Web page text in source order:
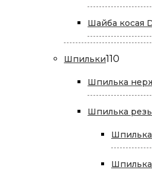
Шайба косая
Шпильки110
Шпилька
Шпилька
Шпилька
Шпилька